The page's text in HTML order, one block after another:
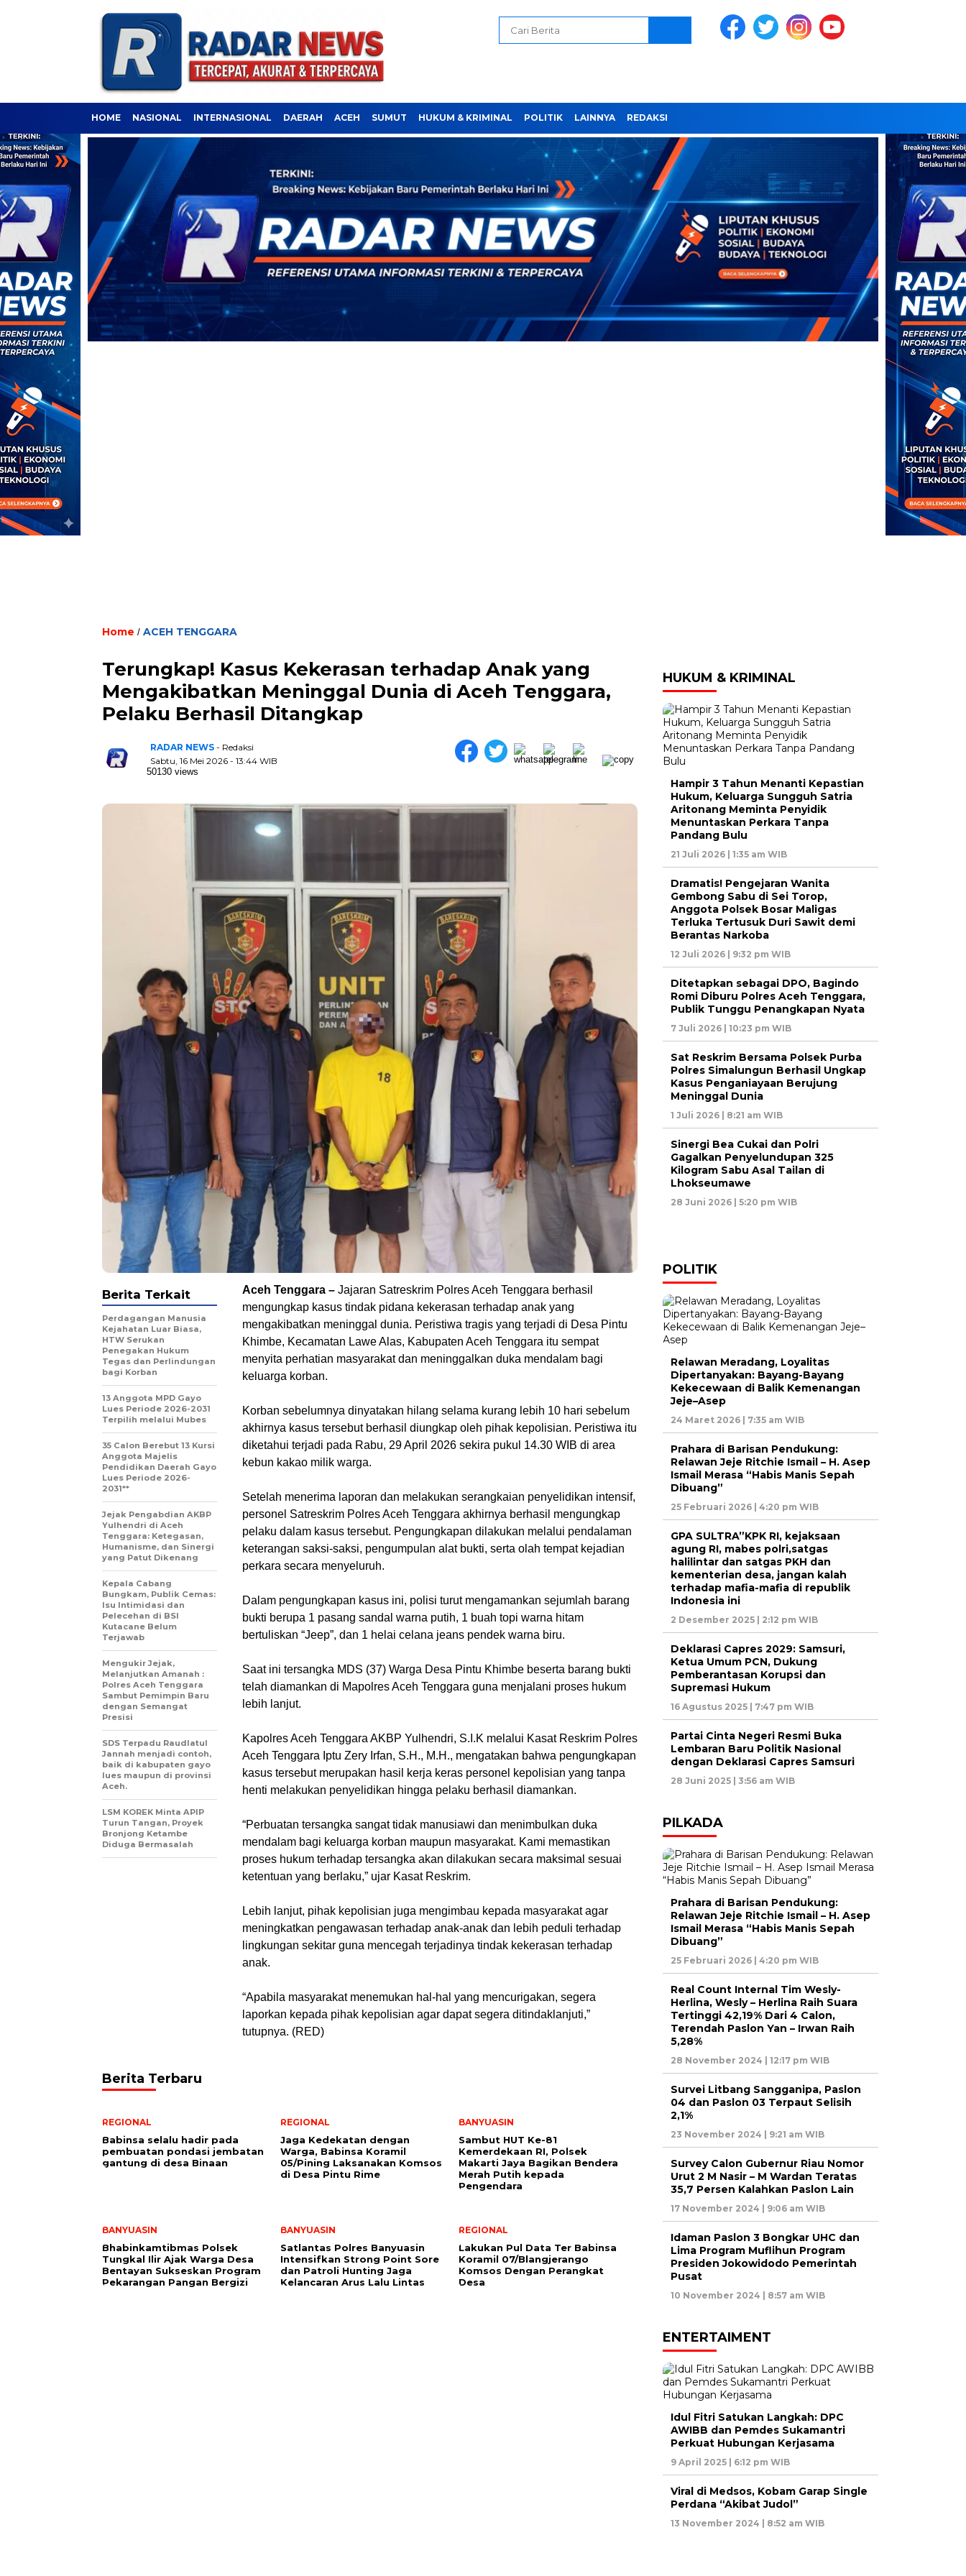
HOME NASIONAL INTERNASIONAL DAERAH ACEH SUMUT HUKUM & KRIMINAL POLITIK LAINNYA REDAKSI
Home / ACEH TENGGARA
Terungkap! Kasus Kekerasan terhadap Anak yang
Mengakibatkan Meninggal Dunia di Aceh Tenggara,
Pelaku Berhasil Ditangkap
RADAR NEWS - Redaksi
Sabtu, 16 Mei 2026 - 13:44 WIB
50130 views
Aceh Tenggara – Jajaran Satreskrim Polres Aceh Tenggara berhasil
mengungkap kasus tindak pidana kekerasan terhadap anak yang
mengakibatkan meninggal dunia. Peristiwa tragis yang terjadi di Desa Pintu
Khimbe, Kecamatan Lawe Alas, Kabupaten Aceh Tenggara itu sempat
menyita perhatian masyarakat dan meninggalkan duka mendalam bagi
keluarga korban.
‎Korban sebelumnya dinyatakan hilang selama kurang lebih 10 hari sebelum
akhirnya kasus tersebut berhasil diungkap oleh pihak kepolisian. Peristiwa itu
diketahui terjadi pada Rabu, 29 April 2026 sekira pukul 14.30 WIB di area
kebun kakao milik warga.
‎Setelah menerima laporan dan melakukan serangkaian penyelidikan intensif,
personel Satreskrim Polres Aceh Tenggara akhirnya berhasil mengungkap
pelaku dalam kasus tersebut. Pengungkapan dilakukan melalui pendalaman
keterangan saksi-saksi, pengumpulan alat bukti, serta olah tempat kejadian
perkara secara menyeluruh.
‎Dalam pengungkapan kasus ini, polisi turut mengamankan sejumlah barang
bukti berupa 1 pasang sandal warna putih, 1 buah topi warna hitam
bertuliskan “Jeep”, dan 1 helai celana jeans pendek warna biru.
‎Saat ini tersangka MDS (37) Warga Desa Pintu Khimbe beserta barang bukti
telah diamankan di Mapolres Aceh Tenggara guna menjalani proses hukum
lebih lanjut.
‎Kapolres Aceh Tenggara AKBP Yulhendri, S.I.K melalui Kasat Reskrim Polres
Aceh Tenggara Iptu Zery Irfan, S.H., M.H., mengatakan bahwa pengungkapan
kasus tersebut merupakan hasil kerja keras personel kepolisian yang tanpa
henti melakukan penyelidikan hingga pelaku berhasil diamankan.
‎“Perbuatan tersangka sangat tidak manusiawi dan menimbulkan duka
mendalam bagi keluarga korban maupun masyarakat. Kami memastikan
proses hukum terhadap tersangka akan dilakukan secara maksimal sesuai
ketentuan yang berlaku,” ujar Kasat Reskrim.
‎Lebih lanjut, pihak kepolisian juga mengimbau kepada masyarakat agar
meningkatkan pengawasan terhadap anak-anak dan lebih peduli terhadap
lingkungan sekitar guna mencegah terjadinya tindak kekerasan terhadap
anak.
‎“Apabila masyarakat menemukan hal-hal yang mencurigakan, segera
laporkan kepada pihak kepolisian agar dapat segera ditindaklanjuti,”
tutupnya. (RED)
Berita Terkait
Perdagangan Manusia
Kejahatan Luar Biasa,
HTW Serukan
Penegakan Hukum
Tegas dan Perlindungan
bagi Korban
13 Anggota MPD Gayo
Lues Periode 2026-2031
Terpilih melalui Mubes
35 Calon Berebut 13 Kursi
Anggota Majelis
Pendidikan Daerah Gayo
Lues Periode 2026-
2031**
Jejak Pengabdian AKBP
Yulhendri di Aceh
Tenggara: Ketegasan,
Humanisme, dan Sinergi
yang Patut Dikenang
Kepala Cabang
Bungkam, Publik Cemas:
Isu Intimidasi dan
Pelecehan di BSI
Kutacane Belum
Terjawab
Mengukir Jejak,
Melanjutkan Amanah :
Polres Aceh Tenggara
Sambut Pemimpin Baru
dengan Semangat
Presisi
SDS Terpadu Raudlatul
Jannah menjadi contoh,
baik di kabupaten gayo
lues maupun di provinsi
Aceh.
LSM KOREK Minta APIP
Turun Tangan, Proyek
Bronjong Ketambe
Diduga Bermasalah
Berita Terbaru
REGIONAL
Babinsa selalu hadir pada
pembuatan pondasi jembatan
gantung di desa Binaan
REGIONAL
Jaga Kedekatan dengan
Warga, Babinsa Koramil
05/Pining Laksanakan Komsos
di Desa Pintu Rime
BANYUASIN
Sambut HUT Ke-81
Kemerdekaan RI, Polsek
Makarti Jaya Bagikan Bendera
Merah Putih kepada
Pengendara
BANYUASIN
Bhabinkamtibmas Polsek
Tungkal Ilir Ajak Warga Desa
Bentayan Sukseskan Program
Pekarangan Pangan Bergizi
BANYUASIN
Satlantas Polres Banyuasin
Intensifkan Strong Point Sore
dan Patroli Hunting Jaga
Kelancaran Arus Lalu Lintas
REGIONAL
Lakukan Pul Data Ter Babinsa
Koramil 07/Blangjerango
Komsos Dengan Perangkat
Desa
HUKUM & KRIMINAL
Hampir 3 Tahun Menanti Kepastian
Hukum, Keluarga Sungguh Satria
Aritonang Meminta Penyidik
Menuntaskan Perkara Tanpa
Pandang Bulu
21 Juli 2026 | 1:35 am WIB
Dramatis! Pengejaran Wanita
Gembong Sabu di Sei Torop,
Anggota Polsek Bosar Maligas
Terluka Tertusuk Duri Sawit demi
Berantas Narkoba
12 Juli 2026 | 9:32 pm WIB
Ditetapkan sebagai DPO, Bagindo
Romi Diburu Polres Aceh Tenggara,
Publik Tunggu Penangkapan Nyata
7 Juli 2026 | 10:23 pm WIB
Sat Reskrim Bersama Polsek Purba
Polres Simalungun Berhasil Ungkap
Kasus Penganiayaan Berujung
Meninggal Dunia
1 Juli 2026 | 8:21 am WIB
Sinergi Bea Cukai dan Polri
Gagalkan Penyelundupan 325
Kilogram Sabu Asal Tailan di
Lhokseumawe
28 Juni 2026 | 5:20 pm WIB
POLITIK
Relawan Meradang, Loyalitas
Dipertanyakan: Bayang-Bayang
Kekecewaan di Balik Kemenangan
Jeje–Asep
24 Maret 2026 | 7:35 am WIB
Prahara di Barisan Pendukung:
Relawan Jeje Ritchie Ismail – H. Asep
Ismail Merasa “Habis Manis Sepah
Dibuang”
25 Februari 2026 | 4:20 pm WIB
GPA SULTRA”KPK RI, kejaksaan
agung RI, mabes polri,satgas
halilintar dan satgas PKH dan
kementerian desa, jangan kalah
terhadap mafia-mafia di republik
Indonesia ini
2 Desember 2025 | 2:12 pm WIB
Deklarasi Capres 2029: Samsuri,
Ketua Umum PCN, Dukung
Pemberantasan Korupsi dan
Supremasi Hukum
16 Agustus 2025 | 7:47 pm WIB
Partai Cinta Negeri Resmi Buka
Lembaran Baru Politik Nasional
dengan Deklarasi Capres Samsuri
28 Juni 2025 | 3:56 am WIB
PILKADA
Prahara di Barisan Pendukung:
Relawan Jeje Ritchie Ismail – H. Asep
Ismail Merasa “Habis Manis Sepah
Dibuang”
25 Februari 2026 | 4:20 pm WIB
Real Count Internal Tim Wesly-
Herlina, Wesly – Herlina Raih Suara
Tertinggi 42,19% Dari 4 Calon,
Terendah Paslon Yan – Irwan Raih
5,28%
28 November 2024 | 12:17 pm WIB
Survei Litbang Sangganipa, Paslon
04 dan Paslon 03 Terpaut Selisih
2,1%
23 November 2024 | 9:21 am WIB
Survey Calon Gubernur Riau Nomor
Urut 2 M Nasir – M Wardan Teratas
35,7 Persen Kalahkan Paslon Lain
17 November 2024 | 9:06 am WIB
Idaman Paslon 3 Bongkar UHC dan
Lima Program Muflihun Program
Presiden Jokowidodo Pemerintah
Pusat
10 November 2024 | 8:57 am WIB
ENTERTAIMENT
Idul Fitri Satukan Langkah: DPC
AWIBB dan Pemdes Sukamantri
Perkuat Hubungan Kerjasama
9 April 2025 | 6:12 pm WIB
Viral di Medsos, Kobam Garap Single
Perdana “Akibat Judol”
13 November 2024 | 8:52 am WIB